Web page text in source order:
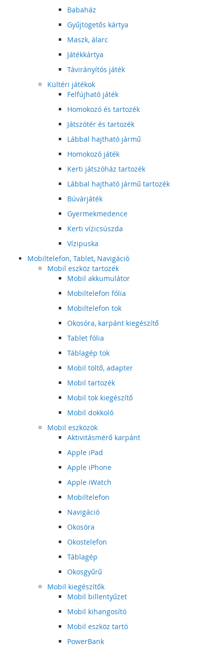
Babaház
Gyűjtögetős kártya
Maszk, álarc
Játékkártya
Távirányítós játék
Kültéri játékok
Felfújható játék
Homokozó és tartozék
Játszótér és tartozék
Lábbal hajtható jármű
Homokozó játék
Kerti játszóház tartozék
Lábbal hajtható jármű tartozék
Búvárjáték
Gyermekmedence
Kerti vízicsúszda
Vízipuska
Mobiltelefon, Tablet, Navigáció
Mobil eszköz tartozék
Mobil akkumulátor
Mobiltelefon fólia
Mobiltelefon tok
Okosóra, karpánt kiegészítő
Tablet fólia
Táblagép tok
Mobil töltő, adapter
Mobil tartozék
Mobil tok kiegészítő
Mobil dokkoló
Mobil eszközök
Aktivitásmérő karpánt
Apple iPad
Apple iPhone
Apple iWatch
Mobiltelefon
Navigáció
Okosóra
Okostelefon
Táblagép
Okosgyűrű
Mobil kiegészítők
Mobil billentyűzet
Mobil kihangosító
Mobil eszköz tartó
PowerBank